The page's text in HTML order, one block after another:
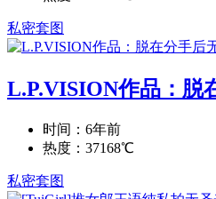
私密套图
L.P.VISION作品：脱
时间：6年前
热度：37168℃
私密套图